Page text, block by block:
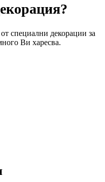
специални декорации за
Ви харесва.